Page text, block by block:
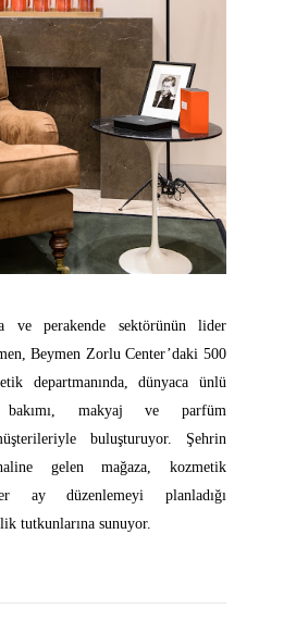
sektörünün lider
Beymen Zorlu Center’daki 500
departmanında, dünyaca ünlü
makyaj ve parfüm
buluşturuyor. Şehrin
gelen mağaza, kozmetik
ay düzenlemeyi planladığı
tutkunlarına sunuyor.